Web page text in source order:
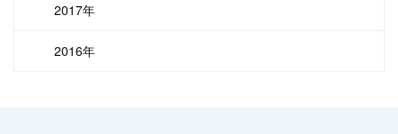
2017年
2016年